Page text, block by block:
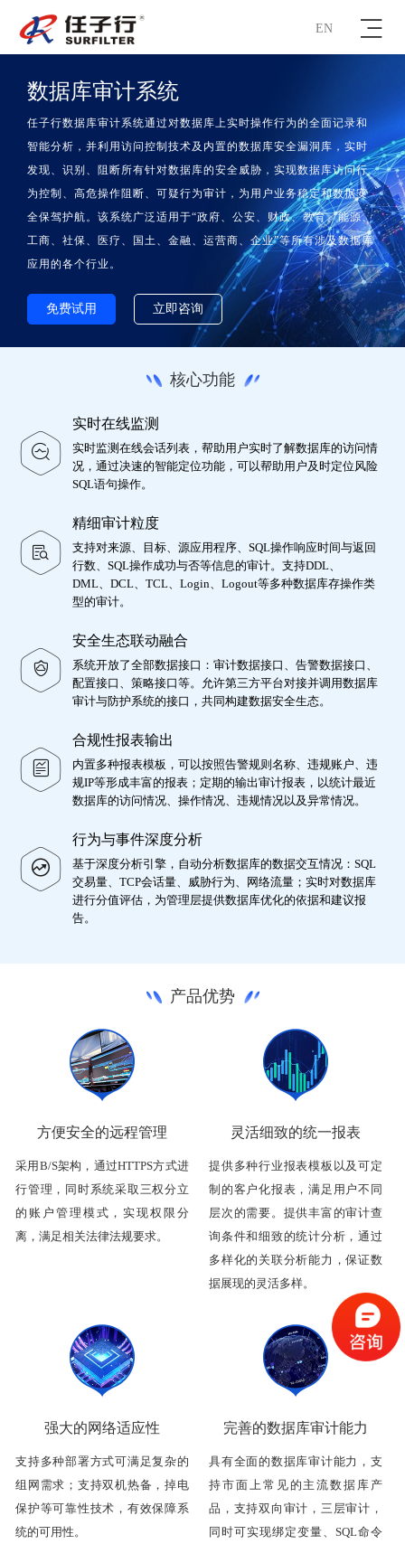
EN
数据库审计系统
任子行数据库审计系统通过对数据库上实时操作行为的全面记录和
智能分析，并利用访问控制技术及内置的数据库安全漏洞库，实时
发现、识别、阻断所有针对数据库的安全威胁，实现数据库访问行
为控制、高危操作阻断、可疑行为审计，为用户业务稳定和数据安
全保驾护航。该系统广泛适用于“政府、公安、财政、教育、能源、
工商、社保、医疗、国土、金融、运营商、企业”等所有涉及数据库
应用的各个行业。
免费试用 立即咨询
核心功能
实时在线监测
实时监测在线会话列表，帮助用户实时了解数据库的访问情
况，通过决速的智能定位功能，可以帮助用户及时定位风险
SQL语句操作。
精细审计粒度
支持对来源、目标、源应用程序、SQL操作响应时间与返回
行数、SQL操作成功与否等信息的审计。支持DDL、
DML、DCL、TCL、Login、Logout等多种数据库存操作类
型的审计。
安全生态联动融合
系统开放了全部数据接口：审计数据接口、告警数据接口、
配置接口、策略接口等。允许第三方平台对接并调用数据库
审计与防护系统的接口，共同构建数据安全生态。
合规性报表输出
内置多种报表模板，可以按照告警规则名称、违规账户、违
规IP等形成丰富的报表；定期的输出审计报表，以统计最近
数据库的访问情况、操作情况、违规情况以及异常情况。
行为与事件深度分析
基于深度分析引擎，自动分析数据库的数据交互情况：SQL
交易量、TCP会话量、威胁行为、网络流量；实时对数据库
进行分值评估，为管理层提供数据库优化的依据和建议报
告。
产品优势
方便安全的远程管理
采用B/S架构，通过HTTPS方式进
行管理，同时系统采取三权分立
的账户管理模式，实现权限分
离，满足相关法律法规要求。
灵活细致的统一报表
提供多种行业报表模板以及可定
制的客户化报表，满足用户不同
层次的需要。提供丰富的审计查
询条件和细致的统计分析，通过
多样化的关联分析能力，保证数
据展现的灵活多样。
强大的网络适应性
支持多种部署方式可满足复杂的
组网需求；支持双机热备，掉电
保护等可靠性技术，有效保障系
统的可用性。
完善的数据库审计能力
具有全面的数据库审计能力，支
持市面上常见的主流数据库产
品，支持双向审计，三层审计，
同时可实现绑定变量、SQL命令